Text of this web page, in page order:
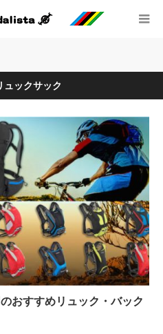
ュックサック
おすすめリュック・バック